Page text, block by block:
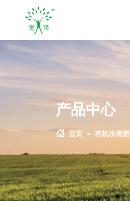
产品中心
首页 > 有机水溶肥